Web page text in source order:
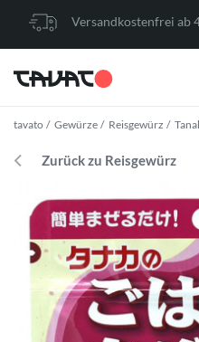
Versandkostenfrei ab
tavato Gewürze Reisgewürz
Zurück zu Reisgewürz